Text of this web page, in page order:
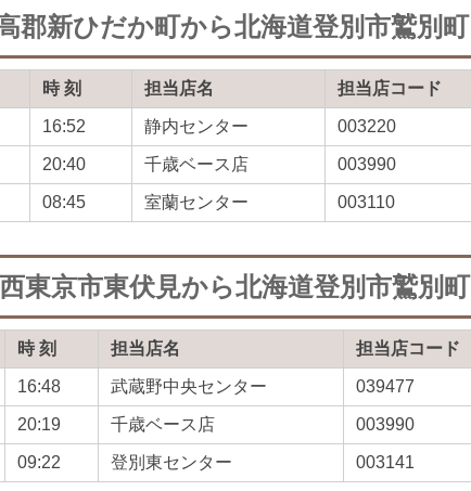
郡新ひだか町から北海道登別市鷲別町
時 刻 担当店名 担当店コード
16:52 静内センター 003220
20:40 千歳ベース店 003990
08:45 室蘭センター 003110
東京市東伏見から北海道登別市鷲別町
時 刻 担当店名 担当店コード
16:48 武蔵野中央センター 039477
20:19 千歳ベース店 003990
09:22 登別東センター 003141